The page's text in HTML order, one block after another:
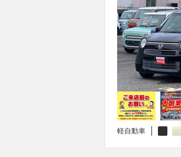
軽自動車